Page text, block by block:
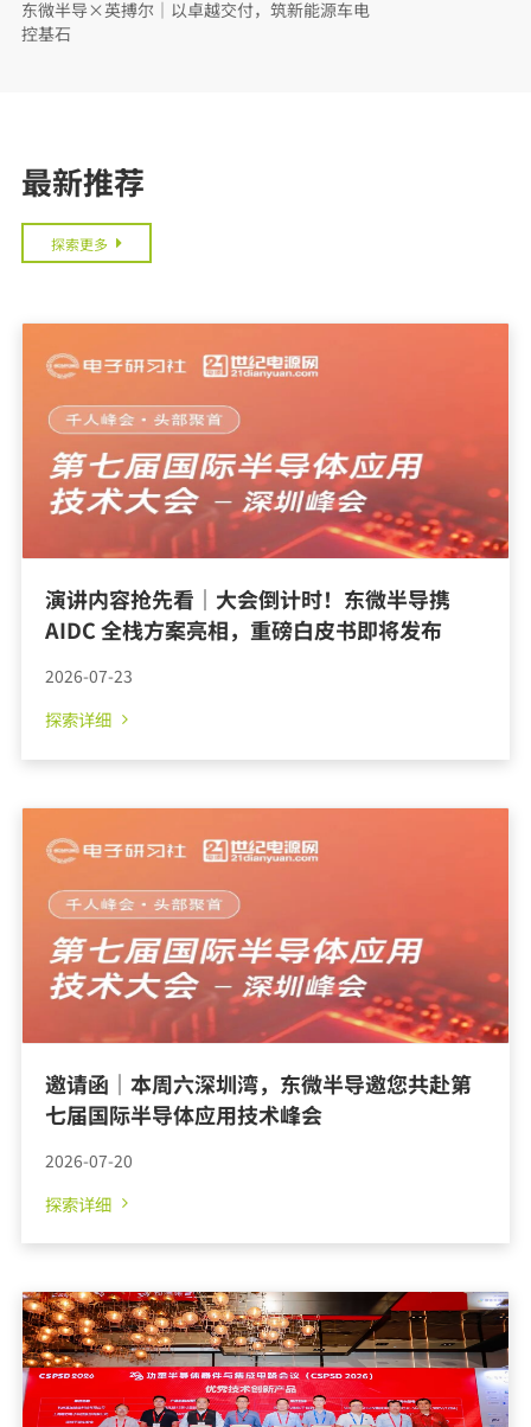
东微半导×英搏尔｜以卓越交付，筑新能源车电
控基石
最新推荐
探索更多
演讲内容抢先看｜大会倒计时！东微半导携
AIDC 全栈方案亮相，重磅白皮书即将发布
2026-07-23
探索详细
邀请函｜本周六深圳湾，东微半导邀您共赴第
七届国际半导体应用技术峰会
2026-07-20